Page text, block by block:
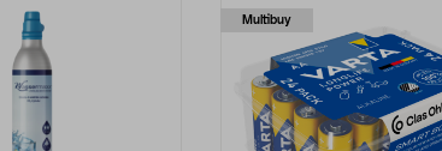
Multibuy